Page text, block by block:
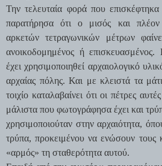
Την τελευταία φορά που
παρατήρησα ότι ο μισός και πλέον
αρκετών τετραγωνικών μέτρων
ανοικοδομημένος ή επισκευασμένος.
έχει χρησιμοποιηθεί αρχαιολογικό
αρχαίας πόλης. Και με κλειστά τα
τοιχίο καταλαβαίνει ότι οι πέτρες
μάλιστα που φωτογράφησα έχει και
χρησιμοποιούταν στην αρχαιότητα,
τρύπα, προκειμένου να ενώσουν τους
«αρμός» τη σταθερότητα αυτού.